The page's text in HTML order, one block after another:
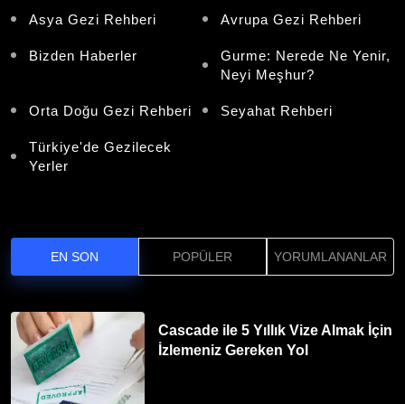
Asya Gezi Rehberi Avrupa Gezi Rehberi
Bizden Haberler
Gurme: Nerede Ne Yenir,
Neyi Meşhur?
Orta Doğu Gezi Rehberi Seyahat Rehberi
Türkiye'de Gezilecek
Yerler
EN SON POPÜLER YORUMLANANLAR
Cascade ile 5 Yıllık Vize Almak İçin
İzlemeniz Gereken Yol